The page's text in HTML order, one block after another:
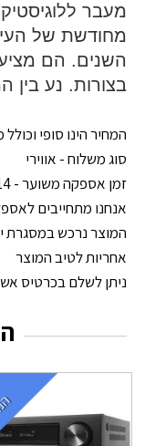
מעבר
מחודשת של
השנים. הם
בצורות. נע בין
המחיר הינו סופי
סוג משלוח - אווירי
זמן אספקה משוער - 14 ימי עסקים
אנחנו מתחייבים
המוצר נרכש במסגרת
אחריות לטיב המוצר
ניתן לשלם בכרטיס אשראי עד 12 תשלומים